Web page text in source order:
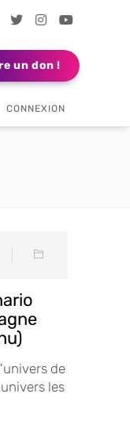
un don !
CONNEXION
de
les